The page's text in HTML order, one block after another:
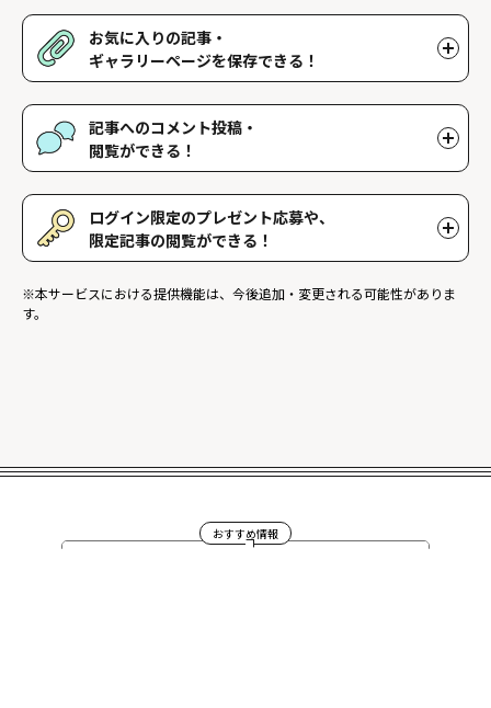
好きな人物をフォローすることで、マイページで好きな人物の関連
記事を閲覧することができます。好きな人物一覧はマイページで確
認できます。
お気に入りの記事・
ギャラリーページを保存できる！
好きな記事やギャラリーページを保存し、マイページでいつでも閲
覧することができます。
記事へのコメント投稿・
閲覧ができる！
記事に対して応援や感想などのコメントができ、他のファンが投稿
したコメントを読むことができます。
ログイン限定のプレゼント応募や、
限定記事の閲覧ができる！
た、ログイン限定記事を閲覧することができます。
※本サービスにおける提供機能は、今後追加・変更される可能性がありま
す。
おすすめ情報